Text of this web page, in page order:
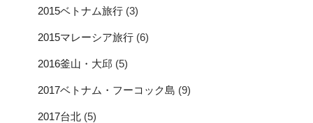
2015ベトナム旅行 (3)
2015マレーシア旅行 (6)
2016釜山・大邱 (5)
2017ベトナム・フーコック島 (9)
2017台北 (5)